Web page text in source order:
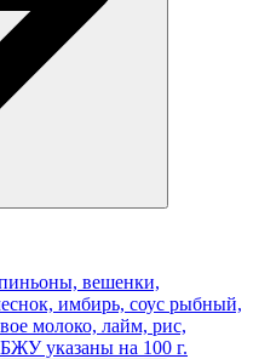
вешенки,
имбирь, соус рыбный,
молоко, лайм, рис,
указаны на 100 г.